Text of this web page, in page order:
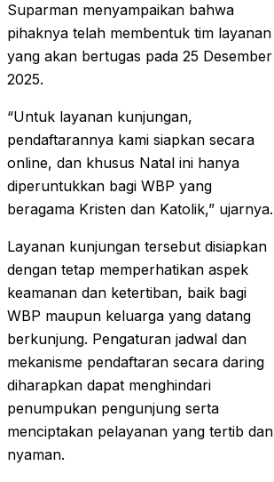
Suparman menyampaikan bahwa
pihaknya telah membentuk tim layanan
yang akan bertugas pada 25 Desember
2025.
“Untuk layanan kunjungan,
pendaftarannya kami siapkan secara
online, dan khusus Natal ini hanya
diperuntukkan bagi WBP yang
beragama Kristen dan Katolik,” ujarnya.
Layanan kunjungan tersebut disiapkan
dengan tetap memperhatikan aspek
keamanan dan ketertiban, baik bagi
WBP maupun keluarga yang datang
berkunjung. Pengaturan jadwal dan
mekanisme pendaftaran secara daring
diharapkan dapat menghindari
penumpukan pengunjung serta
menciptakan pelayanan yang tertib dan
nyaman.